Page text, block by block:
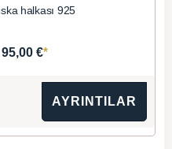
halkası 925
95,00 €*
AYRINTILAR